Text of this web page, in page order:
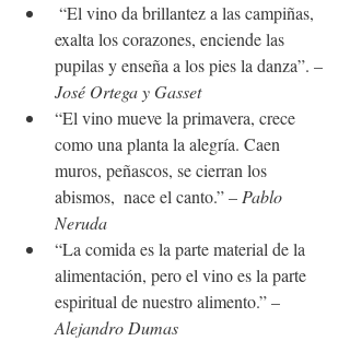
exalta los corazones, enciende las
pupilas y enseña a los pies la danza”. –
José Ortega y Gasset
“El vino mueve la primavera, crece
como una planta la alegría. Caen
muros, peñascos, se cierran los
abismos,  nace el canto.” – Pablo
Neruda
“La comida es la parte material de la
alimentación, pero el vino es la parte
espiritual de nuestro alimento.” –
Alejandro Dumas